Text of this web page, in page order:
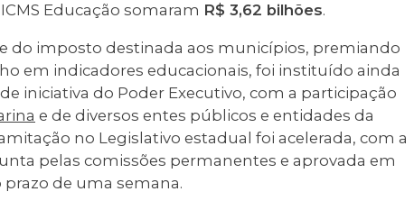
Educação somaram R$ 3,62 bilhões.
do imposto destinada aos municípios, premiando
em indicadores educacionais, foi instituído ainda
iniciativa do Poder Executivo, com a participação
e de diversos entes públicos e entidades da
no Legislativo estadual foi acelerada, com a
pelas comissões permanentes e aprovada em
de uma semana.